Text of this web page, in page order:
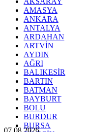
AMASYA
ANKARA
ANTALYA
ARDAHAN
ARTVİN
AYDIN
AĞRI
BALIKESİR
BARTIN
BATMAN
BAYBURT
BOLU
BURDUR
BURSA
07.08.2026